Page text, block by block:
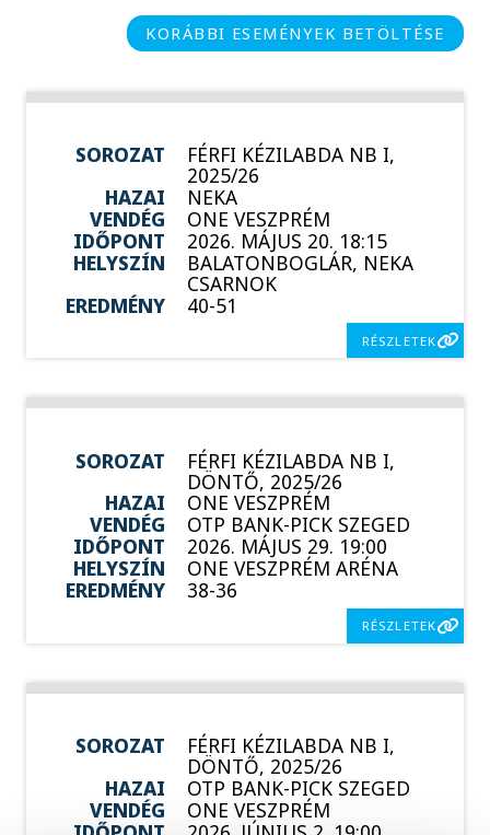
KORÁBBI ESEMÉNYEK BETÖLTÉSE
SOROZAT FÉRFI KÉZILABDA NB I,
2025/26
HAZAI
NEKA
VENDÉG
ONE VESZPRÉM
IDŐPONT
2026. MÁJUS 20. 18:15
HELYSZÍN
BALATONBOGLÁR, NEKA
CSARNOK
EREDMÉNY
40-51
RÉSZLETEK
SOROZAT FÉRFI KÉZILABDA NB I,
DÖNTŐ, 2025/26
HAZAI
ONE VESZPRÉM
VENDÉG
OTP BANK-PICK SZEGED
IDŐPONT
2026. MÁJUS 29. 19:00
HELYSZÍN
ONE VESZPRÉM ARÉNA
EREDMÉNY
38-36
RÉSZLETEK
SOROZAT FÉRFI KÉZILABDA NB I,
DÖNTŐ, 2025/26
HAZAI
OTP BANK-PICK SZEGED
VENDÉG
ONE VESZPRÉM